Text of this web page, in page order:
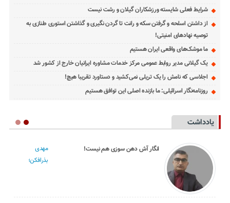
شرایط فعلی شایسته ورزشکاران گیلان و رشت نیست
از داشتن اسلحه و گرفتن سکه و رانت تا گردن نگیری و گذاشتن استوری طنازی به
توصیه نهادهای امنیتی!
ما موشک‌های واقعی ایران هستیم
یک گیلانی مدیر روابط عمومی مرکز خدمات مشاوره ایرانیان خارج از کشور شد
اجلاسی که نامش را یک تریلی نمی‌کشید و دستاورد تقریبا هیچ!
روزنامه‌نگار اسرائیلی: ما بازنده اصلی این توافق هستیم
یادداشت
انگار آش دهن سوزی هم نیست!
مهدی
بذرافکن؛